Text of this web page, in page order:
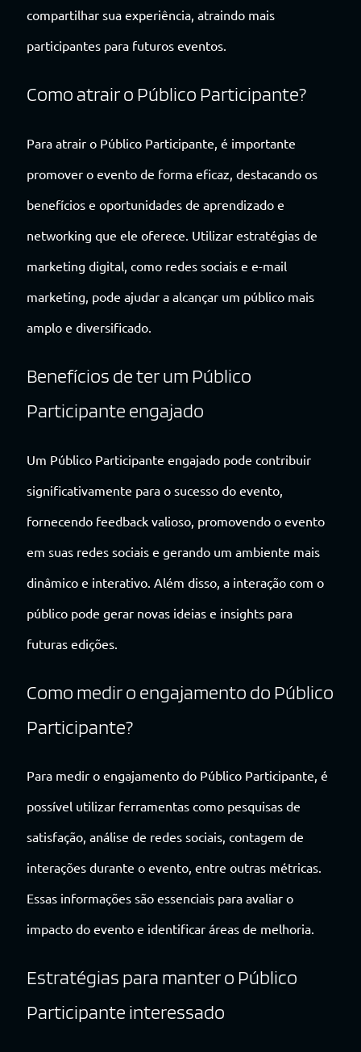
compartilhar sua experiência, atraindo mais
participantes para futuros eventos.
Como atrair o Público Participante?
Para atrair o Público Participante, é importante
promover o evento de forma eficaz, destacando os
benefícios e oportunidades de aprendizado e
networking que ele oferece. Utilizar estratégias de
marketing digital, como redes sociais e e-mail
marketing, pode ajudar a alcançar um público mais
amplo e diversificado.
Benefícios de ter um Público
Participante engajado
Um Público Participante engajado pode contribuir
significativamente para o sucesso do evento,
fornecendo feedback valioso, promovendo o evento
em suas redes sociais e gerando um ambiente mais
dinâmico e interativo. Além disso, a interação com o
público pode gerar novas ideias e insights para
futuras edições.
Como medir o engajamento do Público
Participante?
Para medir o engajamento do Público Participante, é
possível utilizar ferramentas como pesquisas de
satisfação, análise de redes sociais, contagem de
interações durante o evento, entre outras métricas.
Essas informações são essenciais para avaliar o
impacto do evento e identificar áreas de melhoria.
Estratégias para manter o Público
Participante interessado